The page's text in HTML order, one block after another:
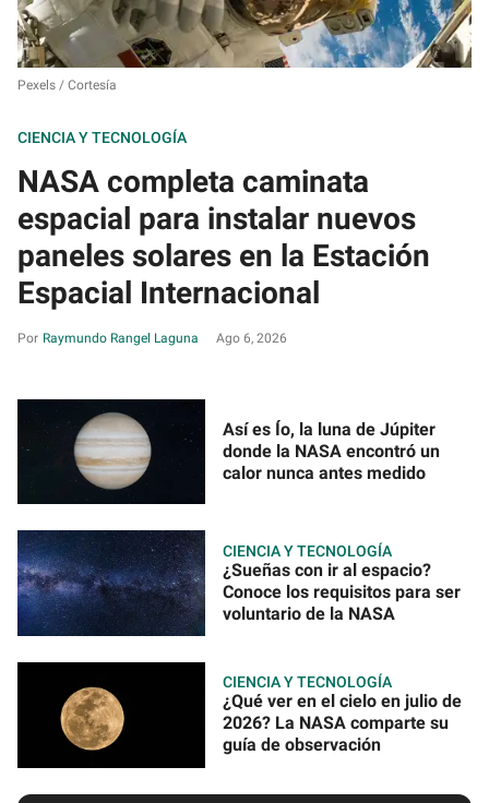
Pexels / Cortesía
CIENCIA Y TECNOLOGÍA
NASA completa caminata
espacial para instalar nuevos
paneles solares en la Estación
Espacial Internacional
Raymundo Rangel Laguna Ago 6, 2026
Así es Ío, la luna de Júpiter
donde la NASA encontró un
calor nunca antes medido
CIENCIA Y TECNOLOGÍA
¿Sueñas con ir al espacio?
Conoce los requisitos para ser
voluntario de la NASA
CIENCIA Y TECNOLOGÍA
¿Qué ver en el cielo en julio de
2026? La NASA comparte su
guía de observación